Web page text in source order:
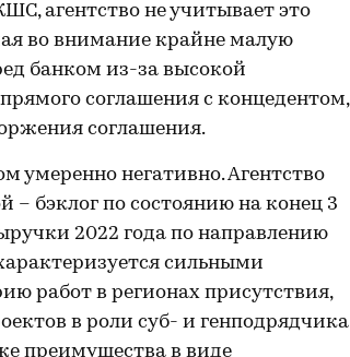
агентство не учитывает это
во внимание крайне малую
банком из-за высокой
соглашения с концедентом,
соглашения.
умеренно негативно. Агентство
– бэклог по состоянию на конец 3
2022 года по направлению
сильными
работ в регионах присутствия,
в роли суб- и
преимущества в виде